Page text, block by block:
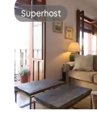
Superhost
Superhost